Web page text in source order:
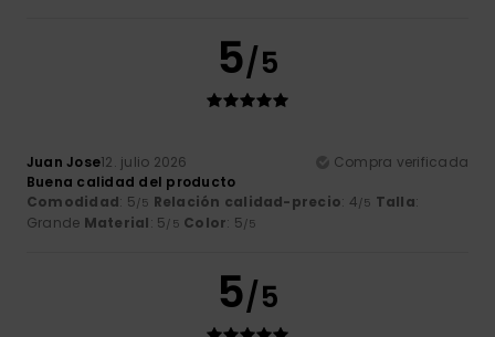
5/5
Juan Jose12. julio 2026
Compra verificada
Buena calidad del producto
Comodidad: 5/5 Relación calidad-precio: 4/5 Talla:
Grande Material: 5/5 Color: 5/5
5/5